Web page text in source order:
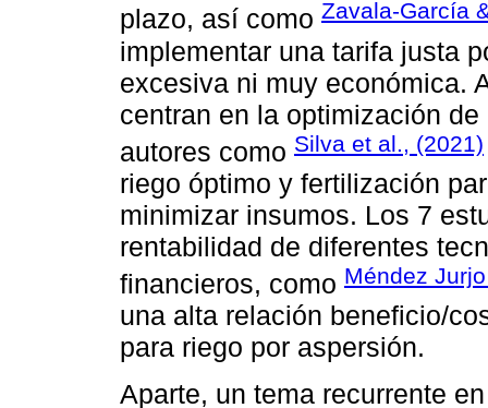
plazo, así como Zavala-García
implementar una tarifa justa
excesiva ni muy económica.
centran en la optimización
autores como Silva et al., (2021)
riego óptimo y fertilización
minimizar insumos. Los 7
rentabilidad de diferentes
financieros, como Méndez
una alta relación beneficio/
para riego por aspersión.
Aparte, un tema recurrente